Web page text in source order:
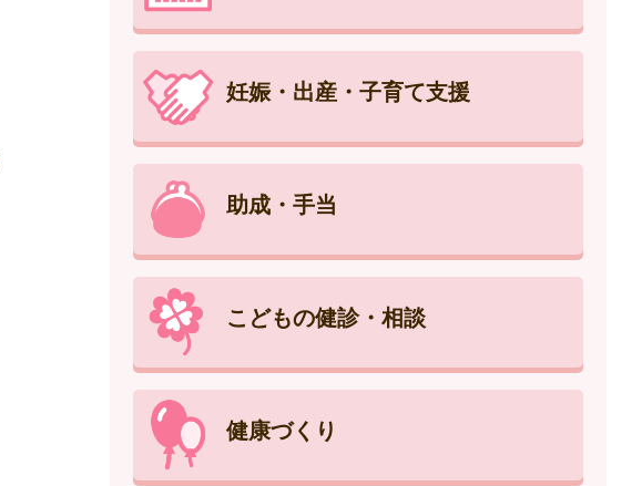
妊娠・出産・子育て支援
助成・手当
こどもの健診・相談
健康づくり